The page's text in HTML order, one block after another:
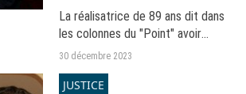
La réalisatrice de 89 ans dit dans
les colonnes du "Point" avoir
commis "une grave erreur" et
tribune par qui elle avait été
30 décembre 2023
JUSTICE